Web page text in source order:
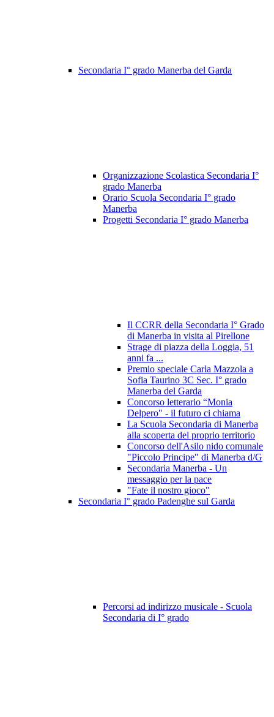
Secondaria I° grado Manerba del Garda
Organizzazione Scolastica Secondaria I°
grado Manerba
Orario Scuola Secondaria I° grado
Manerba
Progetti Secondaria I° grado Manerba
Il CCRR della Secondaria I° Grado
di Manerba in visita al Pirellone
Strage di piazza della Loggia, 51
anni fa ...
Premio speciale Carla Mazzola a
Sofia Taurino 3C Sec. I° grado
Manerba del Garda
Concorso letterario “Monia
Delpero" - il futuro ci chiama
La Scuola Secondaria di Manerba
alla scoperta del proprio territorio
Concorso dell'Asilo nido comunale
"Piccolo Principe" di Manerba d/G
Secondaria Manerba - Un
messaggio per la pace
"Fate il nostro gioco"
Secondaria I° grado Padenghe sul Garda
Percorsi ad indirizzo musicale - Scuola
Secondaria di I° grado